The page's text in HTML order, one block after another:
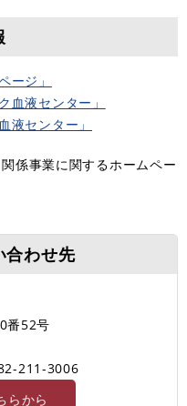
ージ」
血液センター」
液センター」
係事業に関するホームペー
合わせ先
番52号
211-3006
らから